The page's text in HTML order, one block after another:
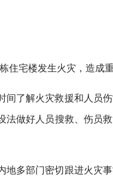
宅楼发生火灾，造成重
了解火灾救援和人员
做好人员搜救、伤员
地多部门密切跟进火灾